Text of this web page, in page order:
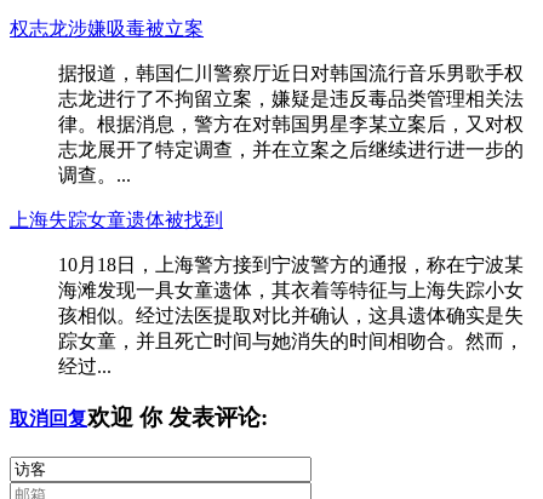
权志龙涉嫌吸毒被立案
据报道，韩国仁川警察厅近日对韩国流行音乐男歌手权
志龙进行了不拘留立案，嫌疑是违反毒品类管理相关法
律。根据消息，警方在对韩国男星李某立案后，又对权
志龙展开了特定调查，并在立案之后继续进行进一步的
调查。...
上海失踪女童遗体被找到
10月18日，上海警方接到宁波警方的通报，称在宁波某
海滩发现一具女童遗体，其衣着等特征与上海失踪小女
孩相似。经过法医提取对比并确认，这具遗体确实是失
踪女童，并且死亡时间与她消失的时间相吻合。然而，
经过...
取消回复欢迎 你发表评论: